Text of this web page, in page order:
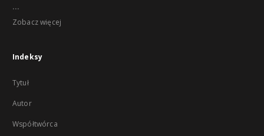
...
Zobacz więcej
Indeksy
Tytuł
Autor
Współtwórca